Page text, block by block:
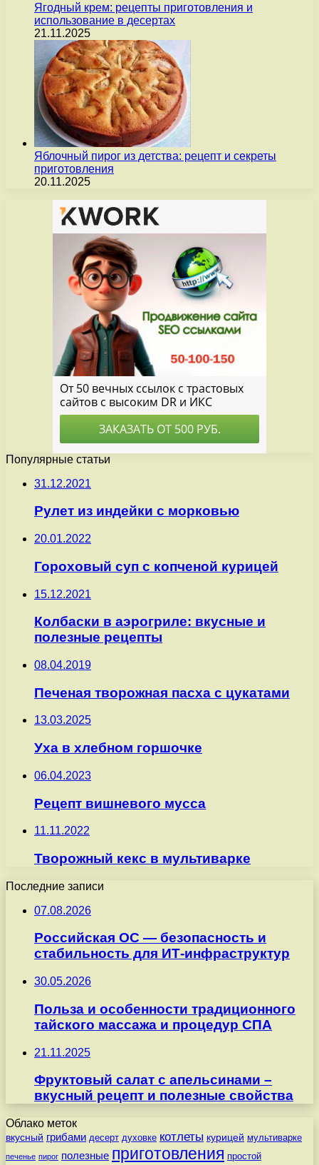
Ягодный крем: рецепты приготовления и
использование в десертах
21.11.2025
Яблочный пирог из детства: рецепт и секреты
приготовления
20.11.2025
Популярные статьи
31.12.2021
Рулет из индейки с морковью
20.01.2022
Гороховый суп с копченой курицей
15.12.2021
Колбаски в аэрогриле: вкусные и
полезные рецепты
08.04.2019
Печеная творожная пасха с цукатами
13.03.2025
Уха в хлебном горшочке
06.04.2023
Рецепт вишневого мусса
11.11.2022
Творожный кекс в мультиварке
Последние записи
07.08.2026
Российская ОС — безопасность и
стабильность для ИТ-инфраструктур
30.05.2026
Польза и особенности традиционного
тайского массажа и процедур СПА
21.11.2025
Фруктовый салат с апельсинами –
вкусный рецепт и полезные свойства
Облако меток
вкусный грибами десерт духовке котлеты курицей мультиварке
печенье пирог полезные приготовления простой